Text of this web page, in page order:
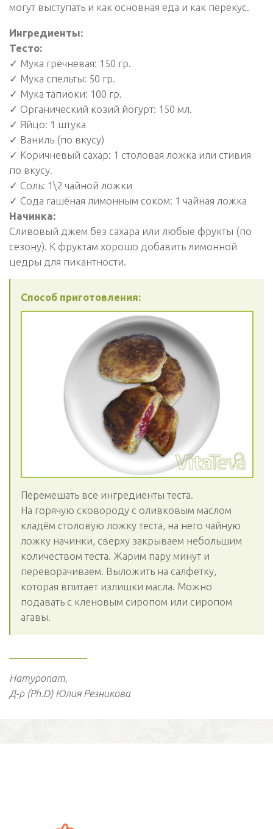
могут выступать и как основная еда и как перекус.
Ингредиенты:
Тесто:
✓ Мука гречневая: 150 гр.
✓ Мука спельты: 50 гр.
✓ Мука тапиоки: 100 гр.
✓ Органический козий йогурт: 150 мл.
✓ Яйцо: 1 штука
✓ Ваниль (по вкусу)
✓ Коричневый сахар: 1 столовая ложка или стивия
по вкусу.
✓ Соль: 1\2 чайной ложки
✓ Сода гашёная лимонным соком: 1 чайная ложка
Начинка:
Сливовый джем без сахара или любые фрукты (по
сезону). К фруктам хорошо добавить лимонной
цедры для пикантности.
Способ приготовления:
Перемешать все ингредиенты теста.
На горячую сковороду с оливковым маслом
кладём столовую ложку теста, на него чайную
ложку начинки, сверху закрываем небольшим
количеством теста. Жарим пару минут и
переворачиваем. Выложить на салфетку,
которая впитает излишки масла. Можно
подавать с кленовым сиропом или сиропом
агавы.
Натуропат,
Д-р (Ph.D) Юлия Резникова